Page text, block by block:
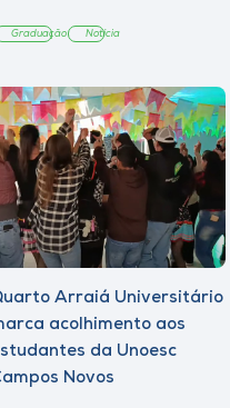
Graduação Notícia
Arraiá Universitário
acolhimento aos
da Unoesc
Novos